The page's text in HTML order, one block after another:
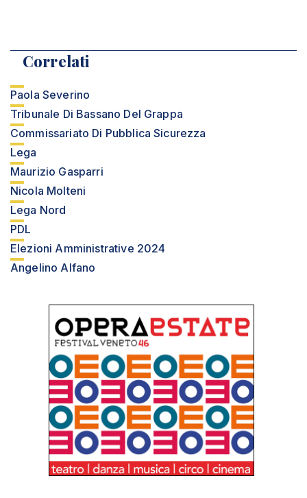
Correlati
Paola Severino
Tribunale Di Bassano Del Grappa
Commissariato Di Pubblica Sicurezza
Lega
Maurizio Gasparri
Nicola Molteni
Lega Nord
PDL
Elezioni Amministrative 2024
Angelino Alfano